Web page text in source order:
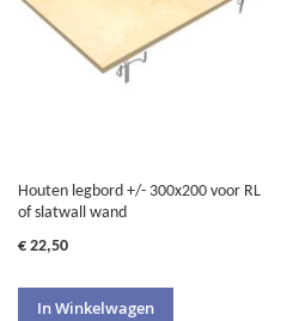
Houten legbord +/- 300x200 voor RL
of slatwall wand
€ 22,50
In Winkelwagen